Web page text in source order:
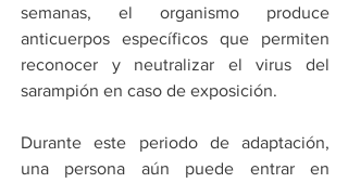
semanas, el organismo produce
anticuerpos específicos que permiten
reconocer y neutralizar el virus del
sarampión en caso de exposición.
Durante este periodo de adaptación,
una persona aún puede entrar en